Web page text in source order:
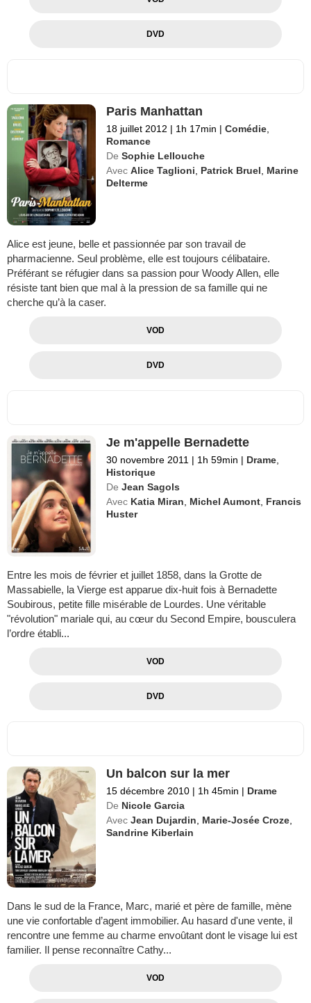
DVD
Paris Manhattan
18 juillet 2012 | 1h 17min | Comédie
Romance
De Sophie Lellouche
Avec Alice Taglioni Patrick Bruel
Marine
Delterme
Alice est jeune, belle et passionnée par son travail de
pharmacienne. Seul problème, elle est toujours célibataire.
Préférant se réfugier dans sa passion pour Woody Allen, elle
résiste tant bien que mal à la pression de sa famille qui ne
cherche qu’à la caser.
VOD
DVD
Je m'appelle Bernadette
30 novembre 2011 | 1h 59min | Drame
Historique
De Jean Sagols
Avec Katia Miran Michel Aumont Francis
Huster
Entre les mois de février et juillet 1858, dans la Grotte de
Massabielle, la Vierge est apparue dix-huit fois à Bernadette
Soubirous, petite fille misérable de Lourdes. Une véritable
"révolution" mariale qui, au cœur du Second Empire, bousculera
l’ordre établi...
VOD
DVD
Un balcon sur la mer
15 décembre 2010 | 1h 45min | Drame
De Nicole Garcia
Avec Jean Dujardin Marie-Josée Croze
Sandrine Kiberlain
Dans le sud de la France, Marc, marié et père de famille, mène
une vie confortable d’agent immobilier. Au hasard d'une vente, il
rencontre une femme au charme envoûtant dont le visage lui est
familier. Il pense reconnaître Cathy...
VOD